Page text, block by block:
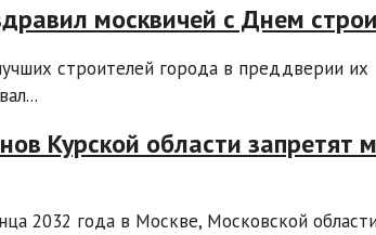
москвичей с Днем
строителей города в преддверии их
Курской области запретят
2032 года в Москве, Московской